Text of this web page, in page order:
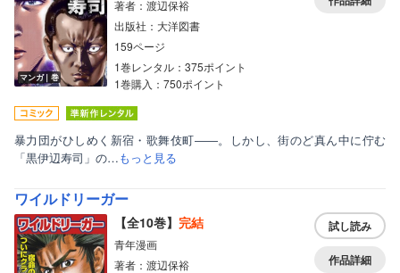
マンガ｜巻
著者：渡辺保裕
出版社：大洋図書
159ページ
1巻レンタル：375ポイント
1巻購入：750ポイント
暴力団がひしめく新宿・歌舞伎町――。しかし、街のど真ん中に佇む
「黒伊辺寿司」の…もっと見る
ワイルドリーガー
【全10巻】 完結
青年漫画
著者：渡辺保裕
試し読み
作品詳細